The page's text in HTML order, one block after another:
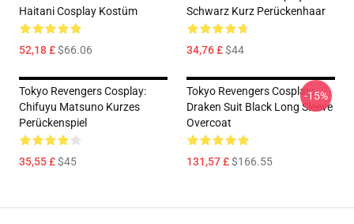
Haitani Cosplay Kostüm
52,18 £$66.06
Schwarz Kurz Perückenhaar
34,76 £$44
Tokyo Revengers Cosplay:
Chifuyu Matsuno Kurzes
Perückenspiel
35,55 £$45
Tokyo Revengers Cosplay:
Draken Suit Black Long Sleeve
Overcoat
131,57 £$166.55
-15%